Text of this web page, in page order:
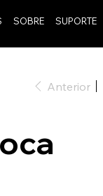
SOBRE SUPORTE
Anterior